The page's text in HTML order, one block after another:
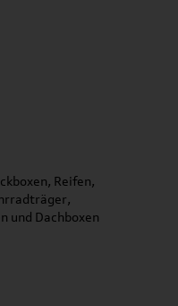
Reifen,
und Dachboxen